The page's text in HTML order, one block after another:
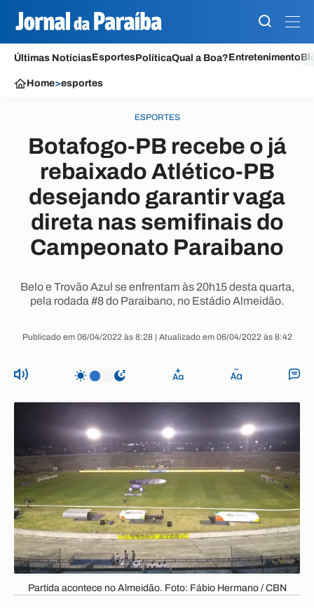
Últimas NotíciasEsportesPolíticaQual a Boa?Entretenimento
Home>esportes
ESPORTES
Botafogo-PB recebe o já
rebaixado Atlético-PB
desejando garantir vaga
direta nas semifinais do
Campeonato Paraibano
Belo e Trovão Azul se enfrentam às 20h15 desta quarta,
pela rodada #8 do Paraibano, no Estádio Almeidão.
Publicado em 06/04/2022 às 8:28 | Atualizado em 06/04/2022 às 8:42
Partida acontece no Almeidão. Foto: Fábio Hermano / CBN